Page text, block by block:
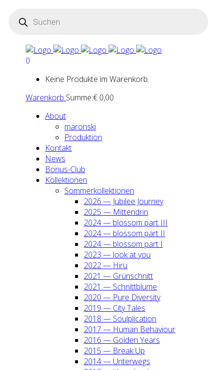
search
0
Keine Produkte im Warenkorb.
Warenkorb Summe:€ 0,00
About
maron­ski
Pro­duk­ti­on
Kon­takt
News
Bonus-Club
Kol­lek­tio­nen
Som­mer­kol­lek­tio­nen
2026 — Jubi­lee Jour­ney
2025 — Mit­ten­drin
2024 — blos­som part III
2024 — blos­som part II
2024 — blos­som part I
2023 — look at you
2022 — Hiru
2021 — Grün­schnitt
2021 — Schnitt­blu­me
2020 — Pure Diver­si­ty
2019 — City Tales
2018 — Soul­pli­ca­ti­on
2017 — Human Beha­viour
2016 — Gol­den Years
2015 — Break Up
2014 — Unter­wegs